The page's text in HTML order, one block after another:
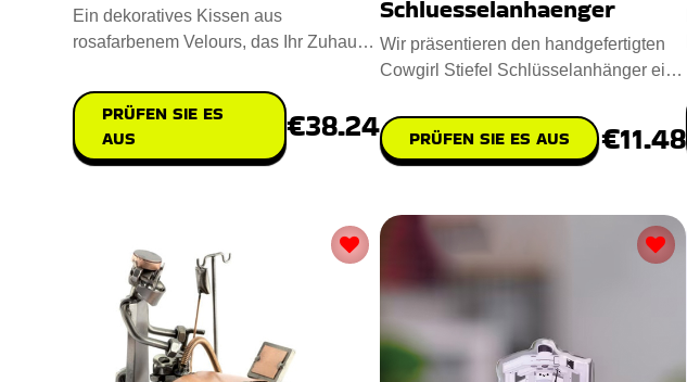
Ein dekoratives Kissen aus
rosafarbenem Velours, das Ihr Zuhause
PRÜFEN SIE ES
AUS
€38.24
Schluesselanhaenger
Wir präsentieren den handgefertigten
Cowgirl Stiefel Schlüsselanhänger ein
PRÜFEN SIE ES AUS €11.48